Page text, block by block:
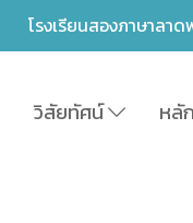
โรงเรียนสองภาษาลา
วิสัยทัศน์ หลั